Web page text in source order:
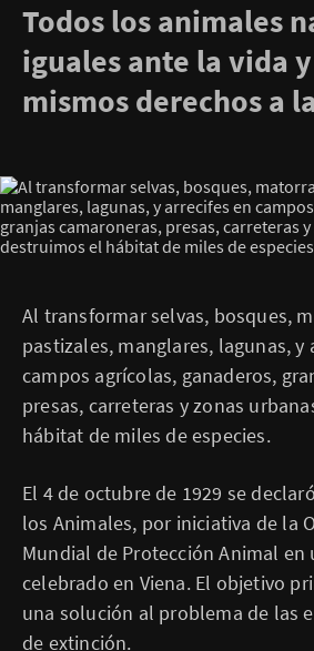
Todos los animales
iguales ante la vida
mismos derechos a
Al transformar selvas, bosques,
pastizales, manglares, lagunas, y
campos agrícolas, ganaderos,
presas, carreteras y zonas
hábitat de miles de especies.
El 4 de octubre de 1929 se
los Animales, por iniciativa de la
Mundial de Protección Animal en
celebrado en Viena. El objetivo
una solución al problema de las
de extinción.